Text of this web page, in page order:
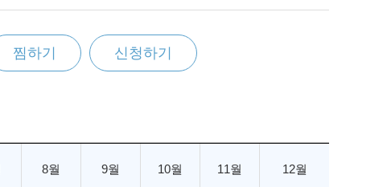
찜하기 신청하기
8월 9월 10월 11월 12월